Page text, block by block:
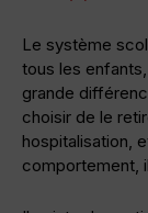
Le système
tous les
grande
choisir de le
hospitalisation,
comportement,